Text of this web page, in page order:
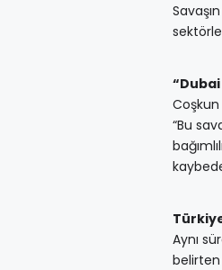
“Bu
Aynı
belirten